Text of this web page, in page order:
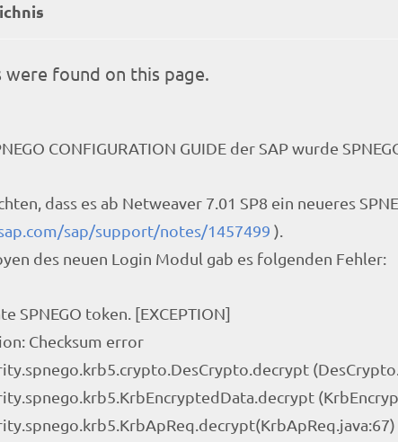
were found on this page.
CONFIGURATION GUIDE der SAP wurde
dass es ab Netweaver 7.01 SP8 ein neueres
sap/support/notes/1457499 ).
des neuen Login Modul gab es folgenden Fehler:
SPNEGO token. [EXCEPTION]
Checksum error